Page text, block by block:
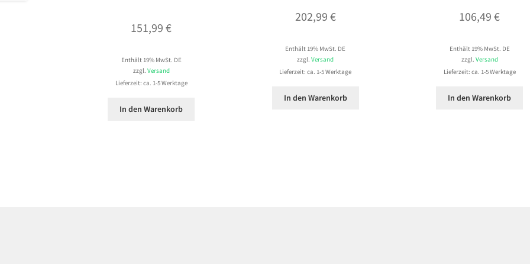
151,99€
Enthält 19% MwSt. DE
zzgl. Versand
Lieferzeit: ca. 1-5 Werktage
In den Warenkorb
202,99 €
Enthält 19% MwSt. DE
zzgl.Versand
Lieferzeit: ca. 1-5 Werktage
In den Warenkorb
106,49€
Enthält 19% MwSt. DE
zzgl. Versand
Lieferzeit: ca. 1-5 Werktage
In den Warenkorb